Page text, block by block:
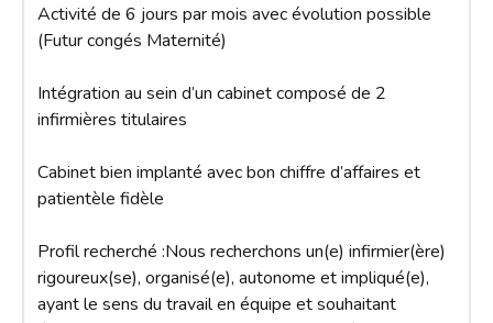
Activité de 6 jours par mois avec évolution possible
(Futur congés Maternité)
Intégration au sein d’un cabinet composé de 2
infirmières titulaires
Cabinet bien implanté avec bon chiffre d’affaires et
patientèle fidèle
Profil recherché :Nous recherchons un(e) infirmier(ère)
rigoureux(se), organisé(e), autonome et impliqué(e),
ayant le sens du travail en équipe et souhaitant